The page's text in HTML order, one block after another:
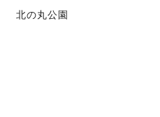
北の丸公園